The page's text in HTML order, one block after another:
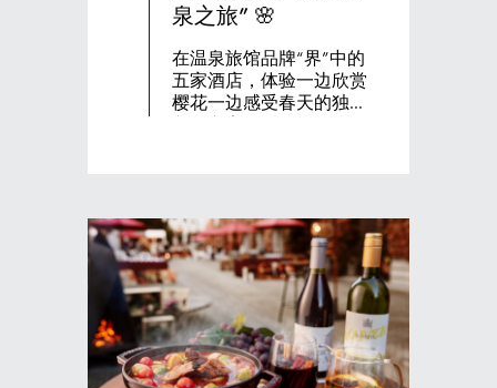
泉之旅” 🌸
在温泉旅馆品牌“界”中的
五家酒店，体验一边欣赏
樱花一边感受春天的独特
入住方案